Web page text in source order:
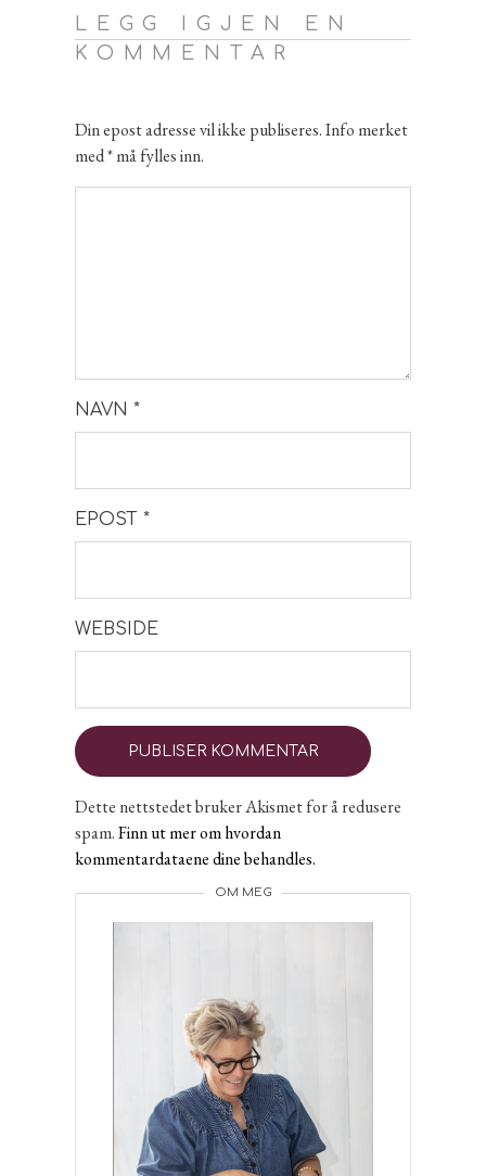
LEGG IGJEN EN
KOMMENTAR
Din epost adresse vil ikke publiseres. Info merket
med * må fylles inn.
NAVN *
EPOST *
WEBSIDE
Dette nettstedet bruker Akismet for å redusere
spam.Finn ut mer om hvordan
kommentardataene dine behandles.
OM MEG